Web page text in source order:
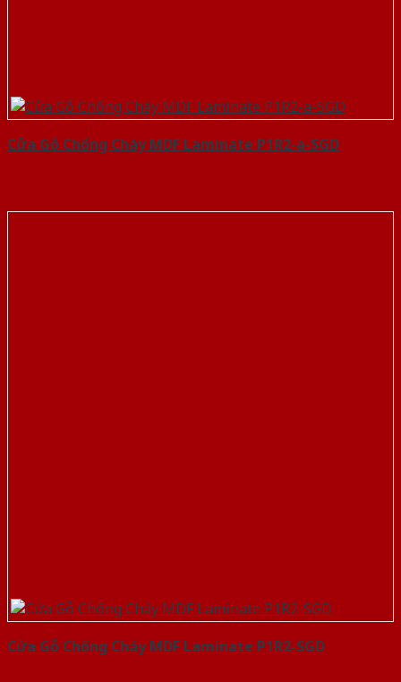
Cửa Gỗ Chống Cháy MDF Laminate P1R2-a-SGD
Cửa Gỗ Chống Cháy MDF Laminate P1R2-SGD